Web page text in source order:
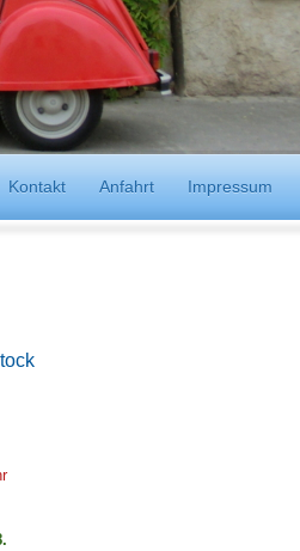
Kontakt Anfahrt Impressum